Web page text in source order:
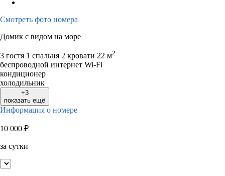
Смотреть фото номера
Домик с видом на море
3 гостя 1 спальня 2 кровати 22 м2
беспроводной интернет Wi-Fi
кондиционер
холодильник
+3
показать ещё
Информация о номере
10 000 ₽
за сутки